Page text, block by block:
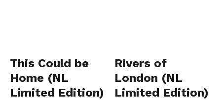
This Could be
Home (NL
Limited Edition)
Rivers of
London (NL
Limited Edition)